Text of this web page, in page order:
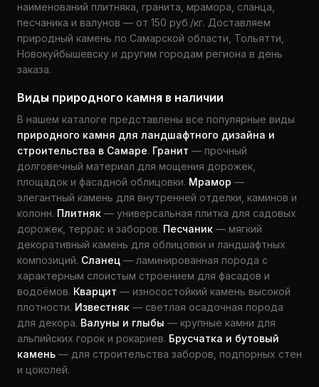
наименований плитняка, гранита, мрамора, сланца,
песчаника и валунов — от 150 руб./кг. Доставляем
природный камень по Самарской области, Тольятти,
Новокуйбышевску и другим городам региона в день
заказа.
Виды природного камня в наличии
В нашем каталоге представлены все популярные виды
природного камня для ландшафтного дизайна и
строительства в Самаре. Гранит — прочный
долговечный материал для мощения дорожек,
площадок и фасадной облицовки. Мрамор —
элегантный камень для внутренней отделки, каминов и
колонн. Плитняк — универсальная плитка для садовых
дорожек, террас и заборов. Песчаник — мягкий
декоративный камень для облицовки и ландшафтных
композиций. Сланец — ламинированная порода с
характерным слоистым строением для фасадов и
водоёмов. Кварцит — износостойкий камень высокой
плотности. Известняк — светлая осадочная порода
для декора. Валуны и глыбы — крупные камни для
альпийских горок и рокариев. Брусчатка и бутовый
камень — для строительства заборов, подпорных стен
и цоколей.